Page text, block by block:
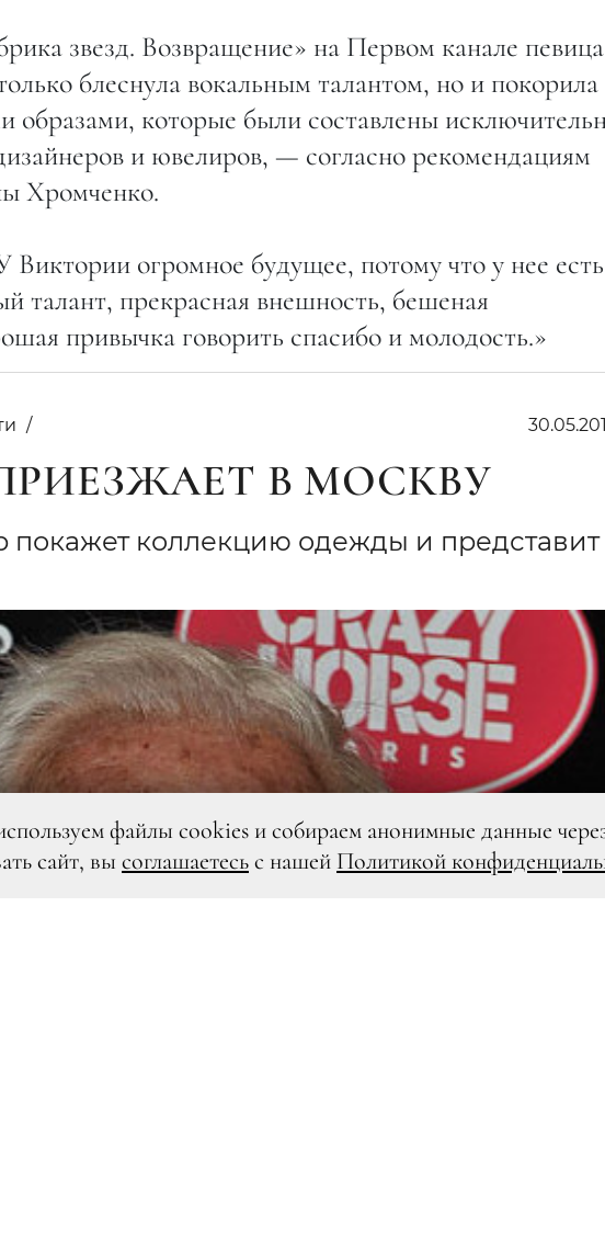
звезд. Возвращение» на Первом канале певица
блеснула вокальным талантом, но и покорила
образами, которые были составлены
и ювелиров, — согласно рекомендациям
Хромченко.
огромное будущее, потому что у нее есть
талант, прекрасная внешность, бешеная
привычка говорить спасибо и молодость.»
В МОСКВУ
коллекцию одежды и представит
файлы cookies и собираем анонимные данные
сайт, вы соглашаетесьс нашей Политикой